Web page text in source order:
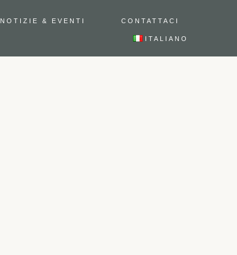
NOTIZIE & EVENTI CONTATTACI
ITALIANO